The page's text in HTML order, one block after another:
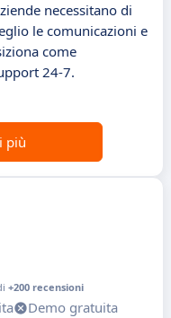
necessitano di
le comunicazioni e
come
24-7.
più
+200 recensioni
Demo gratuita